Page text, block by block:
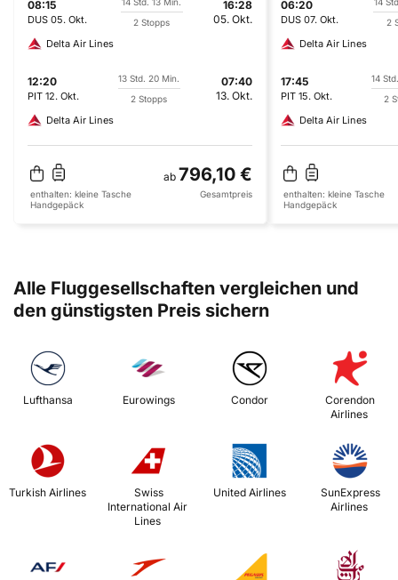
08:15
DUS 05. Okt.
2 Stopps
16:28
05. Okt.
Delta Air Lines
12:20
PIT 12. Okt.
13 Std. 20 Min.
2 Stopps
07:40
13. Okt.
Delta Air Lines
ab 796,10 €
enthalten: kleine Tasche
Handgepäck
Gesamtpreis
06:20
DUS 07. Okt.
2
Delta Air Lines
17:45
PIT 15. Okt.
14
2
Delta Air Lines
enthalten: kleine Tasche
Handgepäck
Alle Fluggesellschaften vergleichen und
den günstigsten Preis sichern
Lufthansa Eurowings Condor
Corendon
Airlines
Turkish Airlines
International Air
Lines
United Airlines
Airlines